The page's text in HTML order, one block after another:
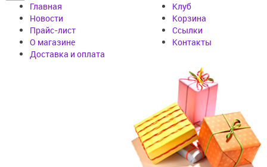
Главная
Новости
Прайс-лист
О магазине
Доставка и оплата
Клуб
Корзина
Cсылки
Контакты